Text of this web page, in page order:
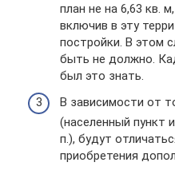
план не на 6,63 кв.
включив в эту
постройки. В этом
быть не должно.
был это знать.
В зависимости от
(населенный пункт
п.), будут
приобретения